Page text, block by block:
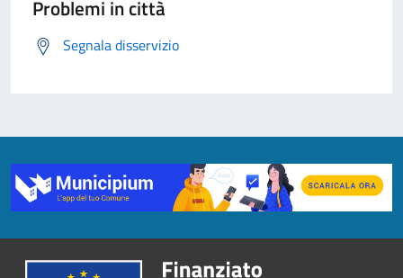
Problemi in città
Segnala disservizio